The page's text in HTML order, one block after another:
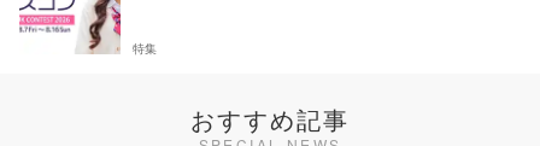
特集
おすすめ記事